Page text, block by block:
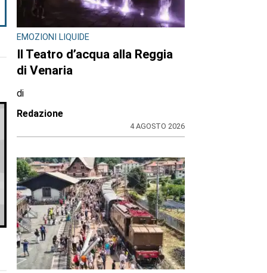
EMOZIONI LIQUIDE
Il Teatro d’acqua alla Reggia
di Venaria
di
Redazione
4 AGOSTO 2026